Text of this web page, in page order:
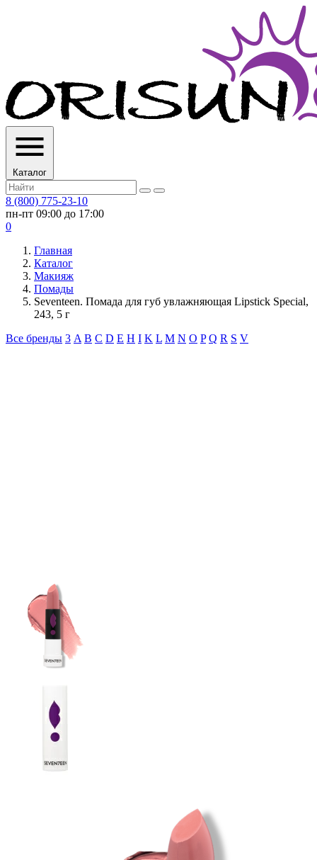
Каталог
8 (800) 775-23-10
пн-пт 09:00 до 17:00
0
Главная
Каталог
Макияж
Помады
Seventeen. Помада для губ увлажняющая Lipstick Special,
243, 5 г
Все бренды 3 A B C D E H I K L M N O P Q R S V